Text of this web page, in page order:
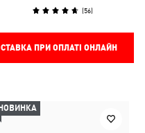
(56)
ПРИ ОПЛАТІ ОНЛАЙН
НОВИНКА